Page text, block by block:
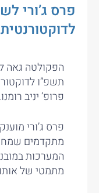
פרס ג’ורי
הפקולטה גאה
תשפ”ו
פרופ’ יניב רומנו.
פרס ג’ורי
מתקדמים
המערכות
מתמטי של